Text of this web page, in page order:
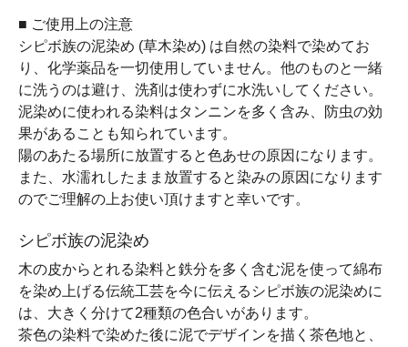
■ ご使用上の注意
シピボ族の泥染め (草木染め) は自然の染料で染めてお
り、化学薬品を一切使用していません。他のものと一緒
に洗うのは避け、洗剤は使わずに水洗いしてください。
泥染めに使われる染料はタンニンを多く含み、防虫の効
果があることも知られています。
陽のあたる場所に放置すると色あせの原因になります。
また、水濡れしたまま放置すると染みの原因になります
のでご理解の上お使い頂けますと幸いです。
シピボ族の泥染め
木の皮からとれる染料と鉄分を多く含む泥を使って綿布
を染め上げる伝統工芸を今に伝えるシピボ族の泥染めに
は、大きく分けて2種類の色合いがあります。
茶色の染料で染めた後に泥でデザインを描く茶色地と、